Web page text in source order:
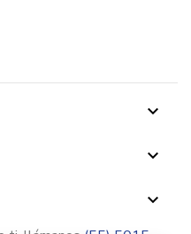
keyboard_arrow_down
keyboard_arrow_down
keyboard_arrow_down